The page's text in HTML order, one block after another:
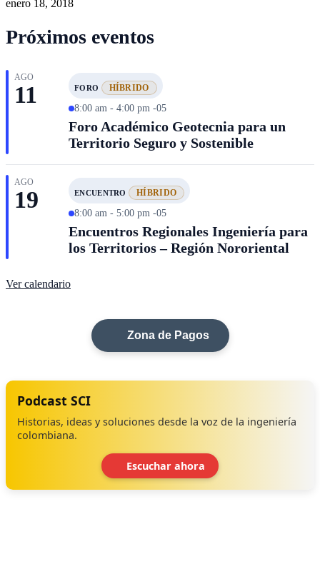
enero 18, 2018
Próximos eventos
AGO
11 FORO HÍBRIDO
8:00 am - 4:00 pm -05
Foro Académico Geotecnia para un
Territorio Seguro y Sostenible
AGO
19 ENCUENTRO HÍBRIDO
8:00 am - 5:00 pm -05
Encuentros Regionales Ingeniería para
los Territorios – Región Nororiental
Ver calendario
Zona de Pagos
Podcast SCI
Historias, ideas y soluciones desde la voz de la ingeniería
colombiana.
Escuchar ahora